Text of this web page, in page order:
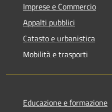
Imprese e Commercio
Appalti pubblici
Catasto e urbanistica
Mobilità e trasporti
Educazione e formazione